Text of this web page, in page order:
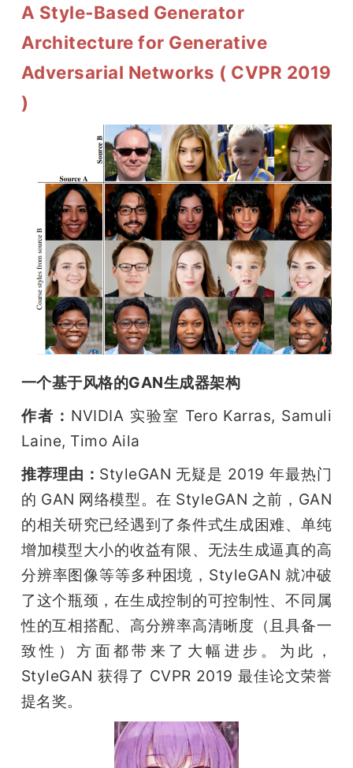
A Style-Based Generator
Architecture for Generative
Adversarial Networks ( CVPR 2019
)
一个基于风格的GAN生成器架构
作者： NVIDIA 实验室 Tero Karras, Samuli
Laine, Timo Aila
推荐理由： StyleGAN 无疑是 2019 年最热门
的 GAN 网络模型。在 StyleGAN 之前，GAN
的相关研究已经遇到了条件式生成困难、单纯
增加模型大小的收益有限、无法生成逼真的高
分辨率图像等等多种困境，StyleGAN 就冲破
了这个瓶颈，在生成控制的可控制性、不同属
性的互相搭配、高分辨率高清晰度（且具备一
致性）方面都带来了大幅进步。为此，
StyleGAN 获得了 CVPR 2019 最佳论文荣誉
提名奖。